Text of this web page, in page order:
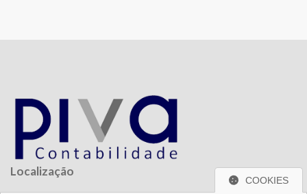
Localização
COOKIES